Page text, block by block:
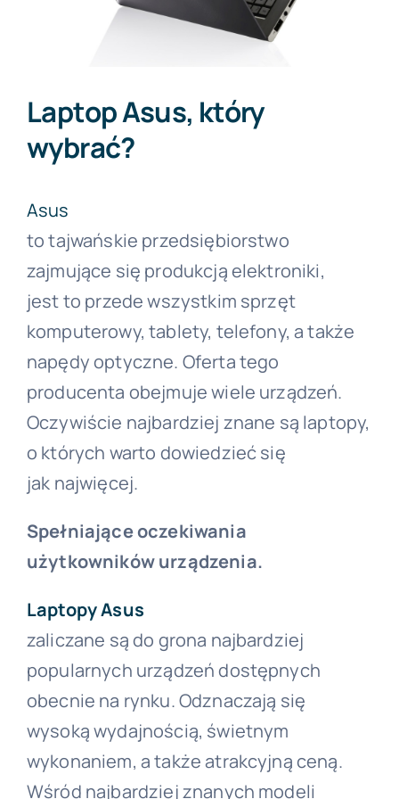
O nas
BEZPŁATNA KONSULTACJA
Laptop Asus, który
wybrać?
Asus
to tajwańskie przedsiębiorstwo
zajmujące się produkcją elektroniki,
jest to przede wszystkim sprzęt
komputerowy, tablety, telefony, a także
napędy optyczne. Oferta tego
producenta obejmuje wiele urządzeń.
Oczywiście najbardziej znane są laptopy,
o których warto dowiedzieć się
jak najwięcej.
Spełniające oczekiwania
użytkowników urządzenia.
Laptopy Asus
zaliczane są do grona najbardziej
popularnych urządzeń dostępnych
obecnie na rynku. Odznaczają się
wysoką wydajnością, świetnym
wykonaniem, a także atrakcyjną ceną.
Wśród najbardziej znanych modeli